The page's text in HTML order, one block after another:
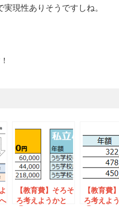
実現性ありそうですしね。
【教育費】そろそ
ろ考えようかと
【教育費
ろ考えよ